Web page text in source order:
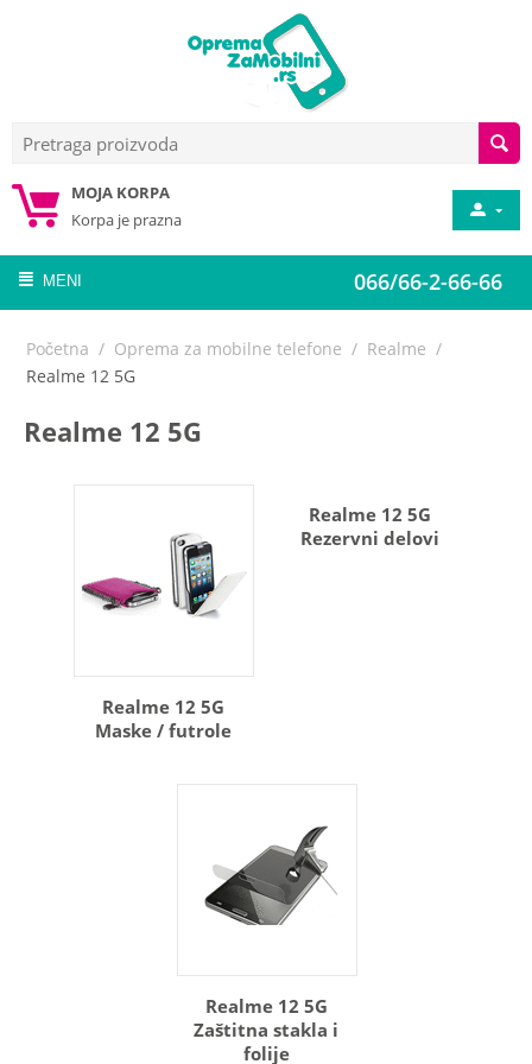
MOJA KORPA
Korpa je prazna
066/66-2-66-66
MENI
Početna / Oprema za mobilne telefone / Realme /
Realme 12 5G
Realme 12 5G
Realme 12 5G
Maske / futrole
Realme 12 5G
Rezervni delovi
Realme 12 5G
Zaštitna stakla i
folije